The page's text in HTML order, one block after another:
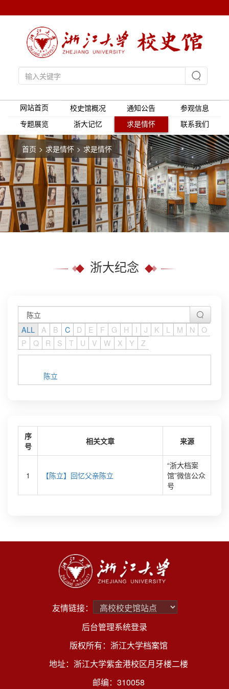
网站首页 校史馆概况 通知公告 参观信息
专题展览 浙大记忆 求是情怀 联系我们
首页 求是情怀 求是情怀
浙大纪念
ALL A B C D E F G H I J K L M N
O
P
Q R S T U V W X Y Z
陈立
序
号
相关文章 来源
1 【陈立】回忆父亲陈立
“浙大档案
馆”微信公众
号
友情链接：
后台管理系统登录
版权所有：浙江大学档案馆
地址：浙江大学紫金港校区月牙楼二楼
邮编：310058